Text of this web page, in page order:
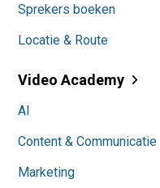
Sprekers boeken
Locatie & Route
Video Academy
AI
Content & Communicatie
Marketing